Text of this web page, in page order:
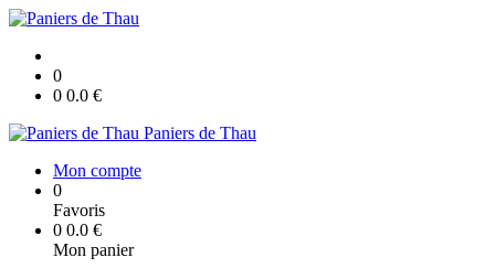
0
0 0.0 €
Paniers de Thau
Mon compte
0
Favoris
0 0.0 €
Mon panier